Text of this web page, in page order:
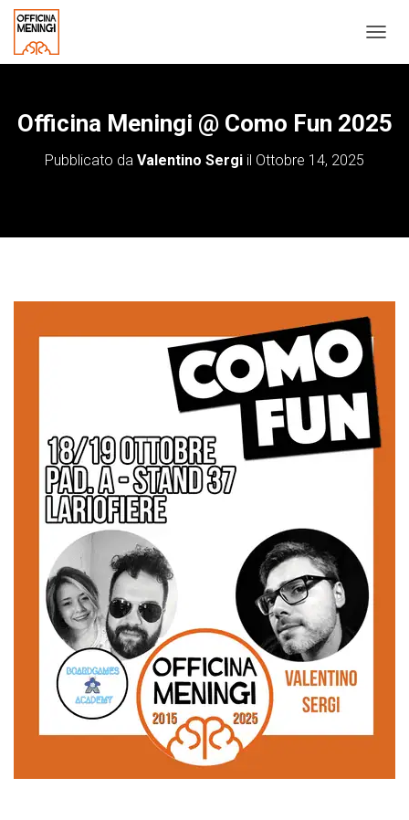
A
G
A
T
Officina Meningi @ Como Fun 2025
Pubblicato da Valentino Sergi il Ottobre 14, 2025